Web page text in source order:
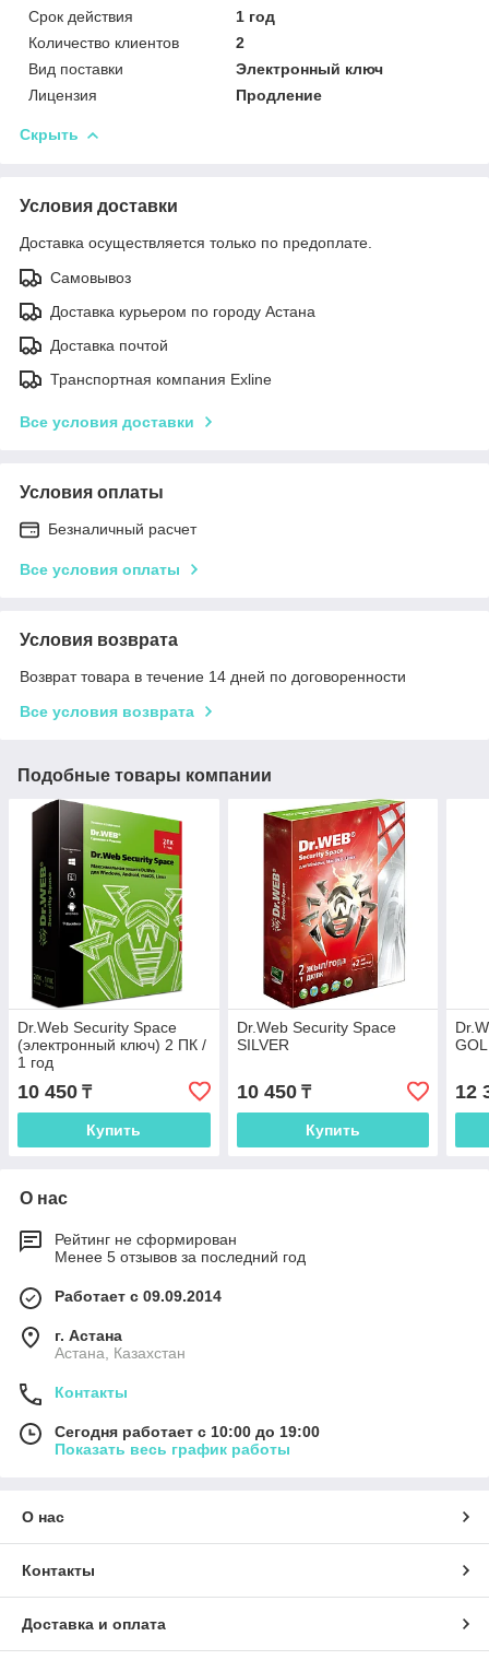
Срок действия
1 год
Количество клиентов
2
Вид поставки
Электронный ключ
Лицензия
Продление
Скрыть
Условия доставки
Доставка осуществляется только по предоплате.
Самовывоз
Доставка курьером по городу Астана
Доставка почтой
Транспортная компания Exline
Все условия доставки
Условия оплаты
Безналичный расчет
Все условия оплаты
Условия возврата
Возврат товара в течение 14 дней по договоренности
Все условия возврата
Подобные товары компании
Dr.Web Security Space
(электронный ключ) 2 ПК /
1 год
10 450 ₸
Купить
Dr.Web Security Space
SILVER
10 450₸
Купить
12
О нас
Рейтинг не сформирован
Менее 5 отзывов за последний год
Работает с 09.09.2014
г. Астана
Астана, Казахстан
Контакты
Сегодня работает с 10:00 до 19:00
Показать весь график работы
О нас
Контакты
Доставка и оплата